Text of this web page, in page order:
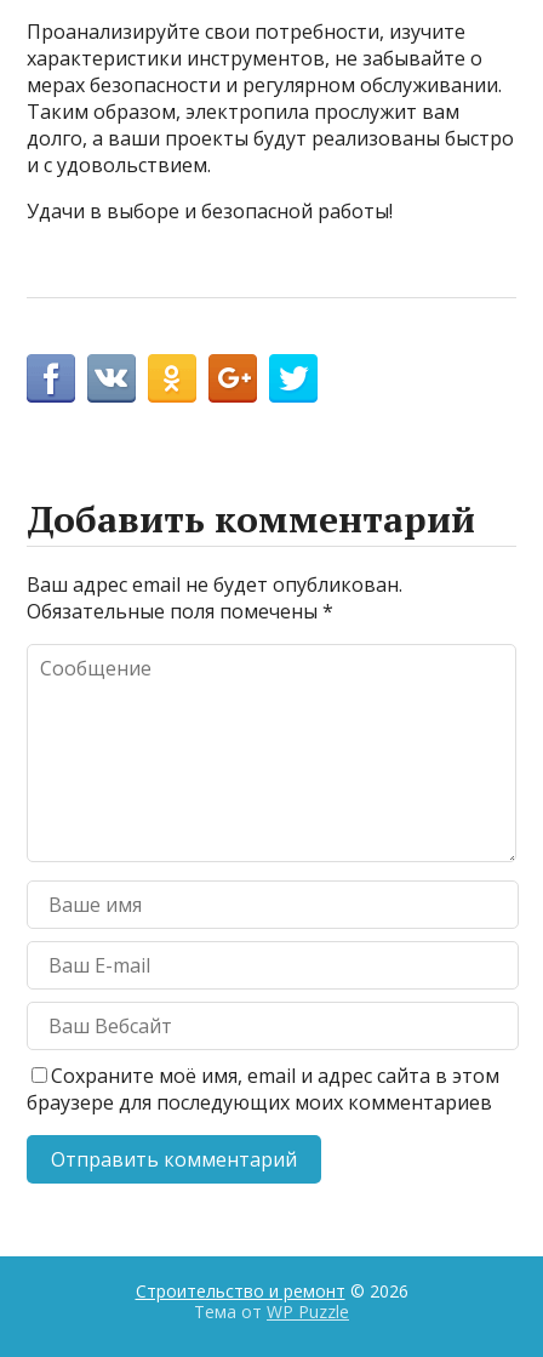
Проанализируйте свои потребности, изучите
характеристики инструментов, не забывайте о
мерах безопасности и регулярном обслуживании.
Таким образом, электропила прослужит вам
долго, а ваши проекты будут реализованы быстро
и с удовольствием.
Удачи в выборе и безопасной работы!
Добавить комментарий
Ваш адрес email не будет опубликован.
Обязательные поля помечены*
Сохраните моё имя, email и адрес сайта в этом
браузере для последующих моих комментариев
Строительство и ремонт © 2026
Тема от WP Puzzle